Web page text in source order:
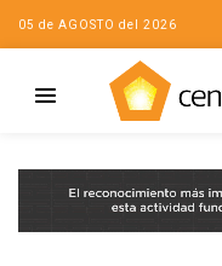
05 de AGOSTO del 2026